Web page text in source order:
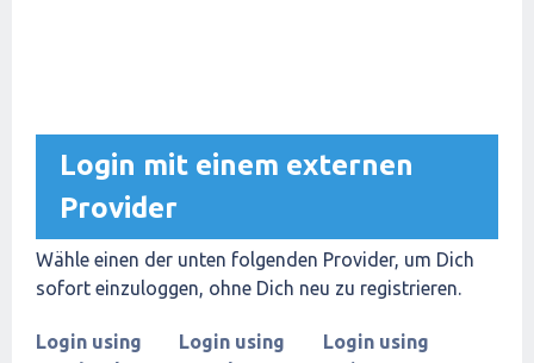
Login mit einem externen
Provider
Wähle einen der unten folgenden Provider, um Dich
sofort einzuloggen, ohne Dich neu zu registrieren.
Login using
Login using
Login using